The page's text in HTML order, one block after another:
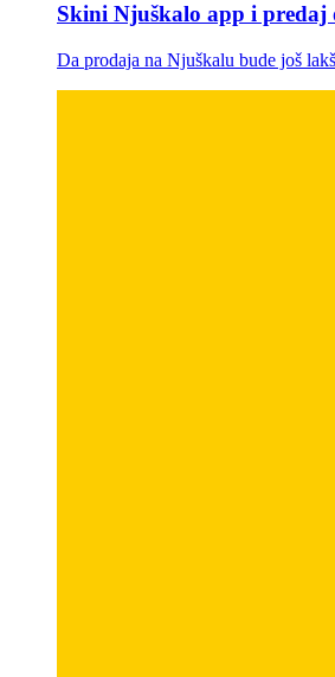
Skini Njuškalo app i predaj
Da prodaja na Njuškalu bude još